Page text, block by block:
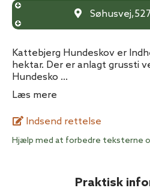
Søhusvej,
Kattebjerg Hundeskov er
hektar. Der er anlagt grussti
Hundesko ...
Læs mere
Indsend rettelse
Hjælp med at forbedre teksterne
Praktisk